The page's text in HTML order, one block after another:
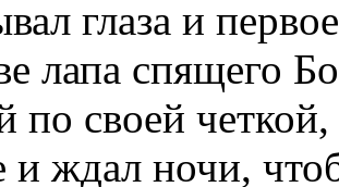
глаза и
лапа спящего
по своей
и ждал ночи,